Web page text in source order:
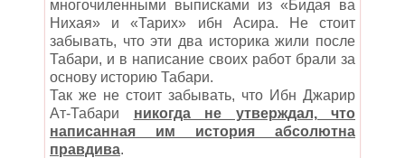
многочиленными выписками из «Бидая ва
Нихая» и «Тарих» ибн Асира. Не стоит
забывать, что эти два историка жили после
Табари, и в написание своих работ брали за
основу историю Табари.
Так же не стоит забывать, что Ибн Джарир
Ат-Табари никогда не утверждал, что
написанная им история абсолютна
правдива.